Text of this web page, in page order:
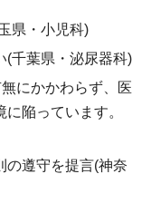
県・小児科)
(千葉県・泌尿器科)
にかかわらず、医
陥っています。
の遵守を提言(神奈